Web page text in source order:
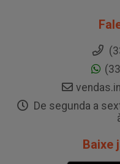
De segunda a
Baixe